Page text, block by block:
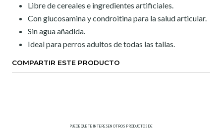
Libre de cereales e ingredientes artificiales.
Con glucosamina y condroitina para la salud articular.
Sin agua añadida.
Ideal para perros adultos de todas las tallas.
COMPARTIR ESTE PRODUCTO
PUEDE QUE TE INTERESEN OTROS PRODUCTOS DE